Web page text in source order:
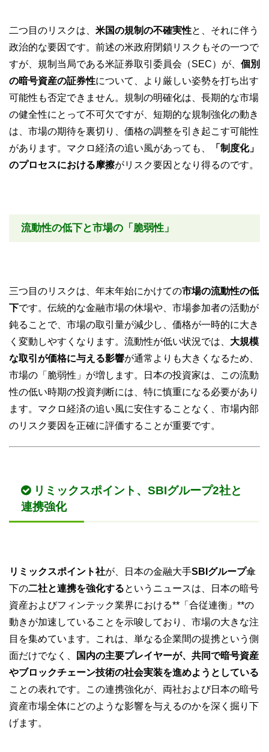
二つ目のリスクは、 米国の規制の不確実性と、それに伴う
政治的な要因です。前述の米政府閉鎖リスクもその一つで
すが、規制当局である米証券取引委員会（SEC）が、 個別
の暗号資産の証券性について、より厳しい姿勢を打ち出す
可能性も否定できません。規制の明確化は、長期的な市場
の健全性にとって不可欠ですが、短期的な規制強化の動き
は、市場の期待を裏切り、価格の調整を引き起こす可能性
があります。マクロ経済の追い風があっても、
「制度化」
のプロセスにおける摩擦がリスク要因となり得るのです。
流動性の低下と市場の「脆弱性」
三つ目のリスクは、年末年始にかけての市場の流動性の低
下です。伝統的な金融市場の休場や、市場参加者の活動が
鈍ることで、市場の取引量が減少し、価格が一時的に大き
く変動しやすくなります。流動性が低い状況では、 大規模
な取引が価格に与える影響が通常よりも大きくなるため、
市場の「脆弱性」が増します。日本の投資家は、この流動
性の低い時期の投資判断には、特に慎重になる必要があり
ます。マクロ経済の追い風に安住することなく、市場内部
のリスク要因を正確に評価することが重要です。
リミックスポイント、SBIグループ2社と
連携強化
リミックスポイント社が、日本の金融大手SBIグループ傘
下の二社と連携を強化するというニュースは、日本の暗号
資産およびフィンテック業界における**「合従連衡」**の
動きが加速していることを示唆しており、市場の大きな注
目を集めています。これは、単なる企業間の提携という側
面だけでなく、
国内の主要プレイヤーが、共同で暗号資産
やブロックチェーン技術の社会実装を進めようとしている
ことの表れです。この連携強化が、両社および日本の暗号
資産市場全体にどのような影響を与えるのかを深く掘り下
げます。